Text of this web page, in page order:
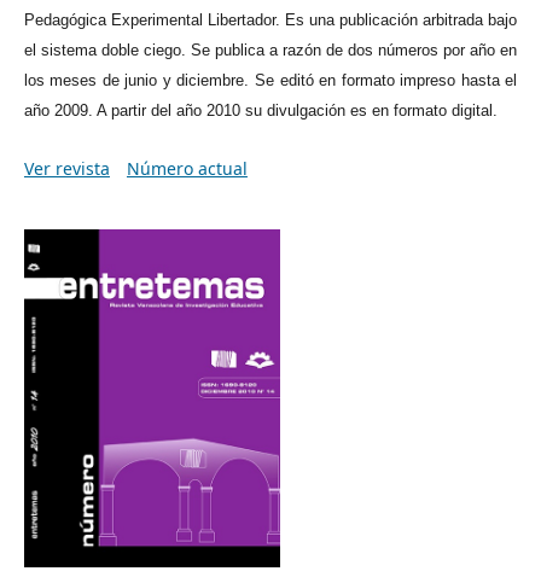
Pedagógica Experimental Libertador. Es una publicación arbitrada bajo
el sistema doble ciego. Se publica a razón de dos números por año en
los meses de junio y diciembre. Se editó en formato impreso hasta el
año 2009. A partir del año 2010 su divulgación es en formato digital.
Ver revista Número actual